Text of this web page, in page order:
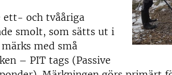
ett- och tvååriga
smolt, som sätts ut i
med små
– PIT tags (Passive